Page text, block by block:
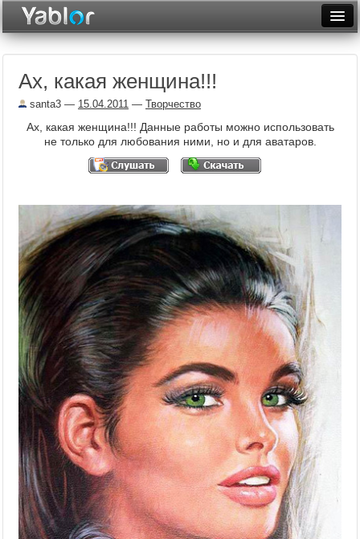
Неделя
Месяц
Рейтинги
Архив
Фототоп
Видеотоп
Ах, какая женщина!!!
santa3 — 15.04.2011 — Творчество
Ах, какая женщина!!! Данные работы можно использовать
не только для любования ними, но и для аватаров.